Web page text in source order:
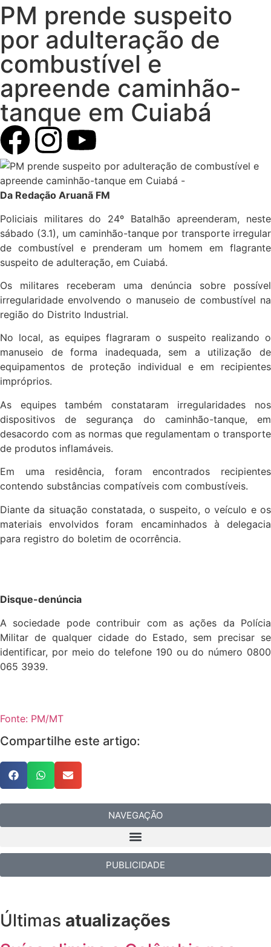
PM prende suspeito
por adulteração de
combustível e
apreende caminhão-
tanque em Cuiabá
Da Redação Aruanã FM
Policiais militares do 24º Batalhão apreenderam, neste
sábado (3.1), um caminhão-tanque por transporte irregular
de combustível e prenderam um homem em flagrante
suspeito de adulteração, em Cuiabá.
Os militares receberam uma denúncia sobre possível
irregularidade envolvendo o manuseio de combustível na
região do Distrito Industrial.
No local, as equipes flagraram o suspeito realizando o
manuseio de forma inadequada, sem a utilização de
equipamentos de proteção individual e em recipientes
impróprios.
As equipes também constataram irregularidades nos
dispositivos de segurança do caminhão-tanque, em
desacordo com as normas que regulamentam o transporte
de produtos inflamáveis.
Em uma residência, foram encontrados recipientes
contendo substâncias compatíveis com combustíveis.
Diante da situação constatada, o suspeito, o veículo e os
materiais envolvidos foram encaminhados à delegacia
para registro do boletim de ocorrência.
Disque-denúncia
A sociedade pode contribuir com as ações da Polícia
Militar de qualquer cidade do Estado, sem precisar se
identificar, por meio do telefone 190 ou do número 0800
065 3939.
Fonte: PM/MT
Compartilhe este artigo:
NAVEGAÇÃO
PUBLICIDADE
Últimas atualizações